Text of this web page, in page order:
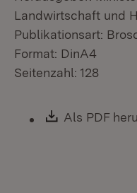
Landwirtschaft und
Publikationsart:
Format: DinA4
Seitenzahl: 128
Download:
Als PDF